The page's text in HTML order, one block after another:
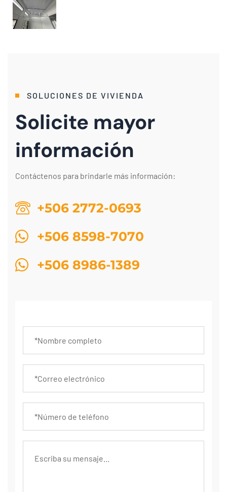
SOLUCIONES DE VIVIENDA
Solicite mayor
información
Contáctenos para brindarle más información:
+506 2772-0693
+506 8598-7070
+506 8986-1389